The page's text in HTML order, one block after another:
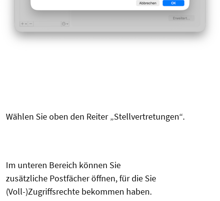
Wählen Sie oben den Reiter „Stellvertretungen“.
Im unteren Bereich können Sie
zusätzliche Postfächer öffnen, für die Sie
(Voll-)Zugriffsrechte bekommen haben.